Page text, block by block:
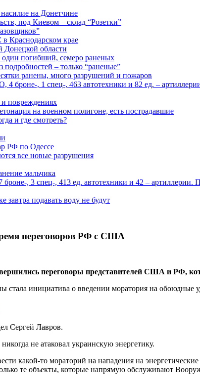
насилие на Донетчине
под Киевом – склад “Розетки”
Краснодарском крае
Донецкой области
один погибший, семеро раненых
– только “раненые”
ранены, много разрушений и пожаров
броне-, 1 спец-, 463 автотехники и 82 ед. –
и повреждениях
на военном полигоне, есть пострадавшие
и где смотреть?
РФ по Одессе
все новые разрушения
мальчика
, 3 спец-, 413 ед. автотехники и 42 – артиллерии.
подавать воду не будут
переговоров РФ с США
переговоры представителей США и РФ,
инициатива о введении моратория на обоюдные
Сергей Лавров.
не атаковал украинскую энергетику.
какой-то мораторий на нападения на
те объекты, которые напрямую обслуживают